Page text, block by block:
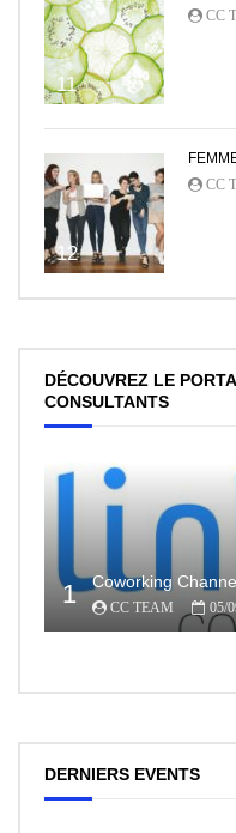
11
CC
12
CC
DÉCOUVREZ LE
CONSULTANTS
1 CC TEAM 05/
DERNIERS EVENTS